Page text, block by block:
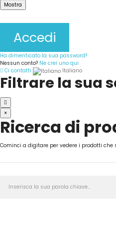
Mostra
Accedi
Ha dimenticato la sua password?
Nessun conto? Ne crei uno qui
Ci contatti
Italiano
Filtrare la sua
×
Ricerca di
Cominci a digitare per vedere i prodotti che